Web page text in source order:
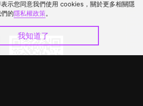
示您同意我們使用 cookies，關於更多相關隱
的隱私權政策。
我知道了